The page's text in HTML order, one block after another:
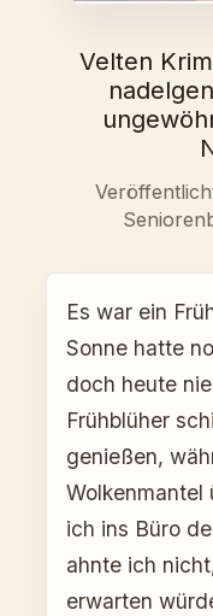
Velten
Es war ein
Sonne hatte
doch heute
Frühblüher
genießen,
Wolkenmantel
ich ins Büro
ahnte ich
erwarten